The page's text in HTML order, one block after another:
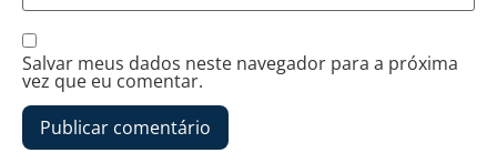
Salvar meus dados neste navegador para a próxima
vez que eu comentar.